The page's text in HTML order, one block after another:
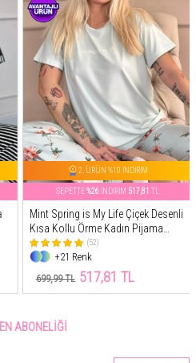
2. ÜRÜN %10 İNDİRİM
SEPETTE%26İNDİRİM517,81TL
Mint Spring is My Life Çiçek Desenli
Kısa Kollu Örme Kadın Pijama
Takımı
(52)
+21 Renk
699,99 TL 517,81 TL
ABONELIĞI